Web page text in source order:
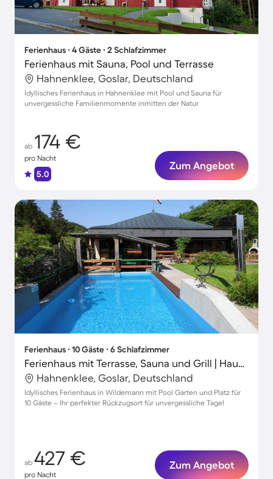
Ferienhaus ∙ 4 Gäste ∙ 2 Schlafzimmer
Ferienhaus mit Sauna, Pool und Terrasse
Hahnenklee, Goslar, Deutschland
Idyllisches Ferienhaus in Hahnenklee mit Pool und Sauna für
unvergessliche Familienmomente inmitten der Natur
ab 174 €
pro Nacht
5.0
Zum Angebot
Ferienhaus ∙ 10 Gäste ∙ 6 Schlafzimmer
Ferienhaus mit Terrasse, Sauna und Grill | Haustiere sind willkommen
Hahnenklee, Goslar, Deutschland
Idyllisches Ferienhaus in Wildemann mit Pool Garten und Platz für
10 Gäste – Ihr perfekter Rückzugsort für unvergessliche Tage!
ab 427 €
pro Nacht
Zum Angebot